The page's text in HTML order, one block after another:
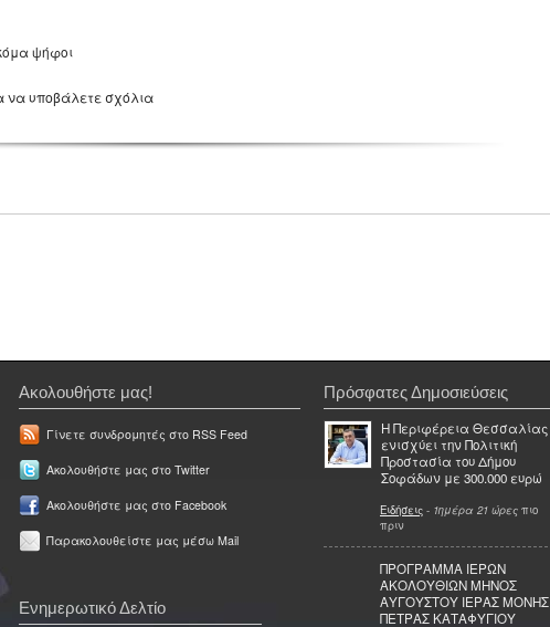
ψήφοι
να υποβάλετε σχόλια
Ακολουθήστε μας!
Γίνετε συνδρομητές στο RSS Feed
Ακολουθήστε μας στο Twitter
Ακολουθήστε μας στο Facebook
Παρακολουθείστε μας μέσω Mail
Ενημερωτικό Δελτίο
Πρόσφατες Δημοσιεύσεις
Η Περιφέρεια Θεσσαλίας
ενισχύει την Πολιτική
Προστασία του Δήμου
Σοφάδων με 300.000 ευρώ
Ειδήσεις - 1ημέρα 21 ώρες πιο
πριν
ΠΡΟΓΡΑΜΜΑ ΙΕΡΩΝ
ΑΚΟΛΟΥΘΙΩΝ ΜΗΝΟΣ
ΑΥΓΟΥΣΤΟΥ ΙΕΡΑΣ ΜΟΝΗΣ
ΠΕΤΡΑΣ ΚΑΤΑΦΥΓΙΟΥ